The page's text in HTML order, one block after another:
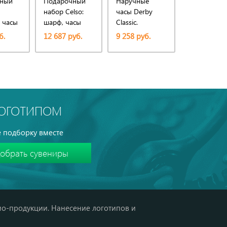
часы
набор Celso:
шарф, часы
наручные
мужские.
Ungaro
12 687 руб.
часы Derby
Classic.
Christian
Lacroix
9 258 руб.
подборку вместе
продукции. Нанесение логотипов и